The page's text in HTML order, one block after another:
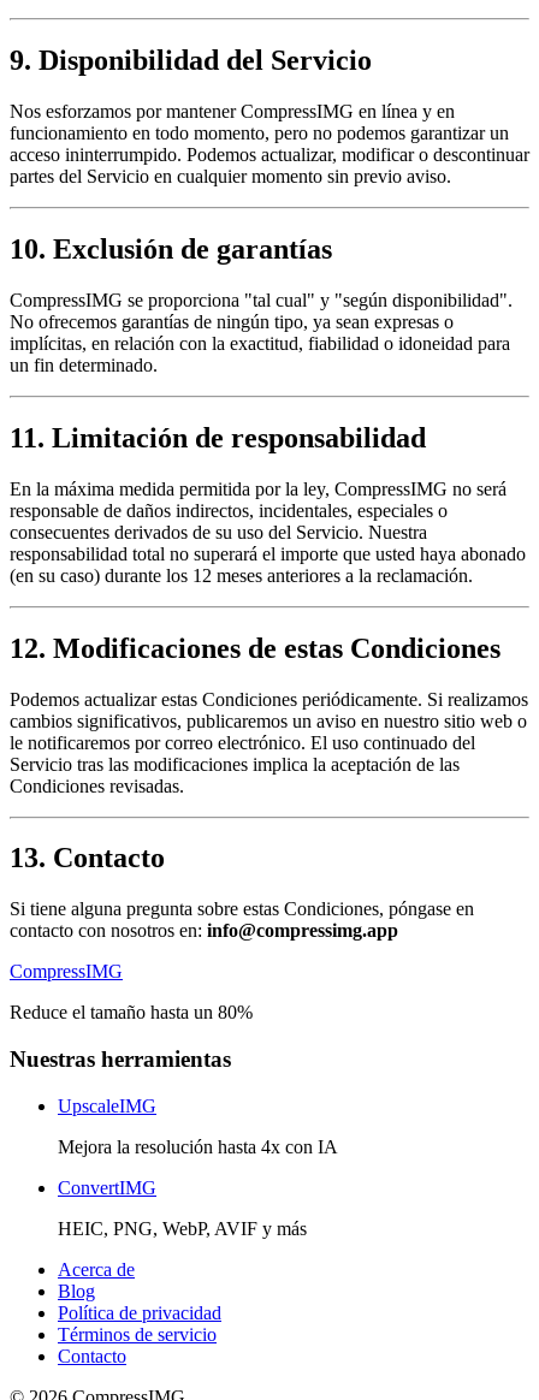
9. Disponibilidad del Servicio
Nos esforzamos por mantener CompressIMG en línea y en
funcionamiento en todo momento, pero no podemos garantizar un
acceso ininterrumpido. Podemos actualizar, modificar o descontinuar
partes del Servicio en cualquier momento sin previo aviso.
10. Exclusión de garantías
CompressIMG se proporciona "tal cual" y "según disponibilidad".
No ofrecemos garantías de ningún tipo, ya sean expresas o
implícitas, en relación con la exactitud, fiabilidad o idoneidad para
un fin determinado.
11. Limitación de responsabilidad
En la máxima medida permitida por la ley, CompressIMG no será
responsable de daños indirectos, incidentales, especiales o
consecuentes derivados de su uso del Servicio. Nuestra
responsabilidad total no superará el importe que usted haya abonado
(en su caso) durante los 12 meses anteriores a la reclamación.
12. Modificaciones de estas Condiciones
Podemos actualizar estas Condiciones periódicamente. Si realizamos
cambios significativos, publicaremos un aviso en nuestro sitio web o
le notificaremos por correo electrónico. El uso continuado del
Servicio tras las modificaciones implica la aceptación de las
Condiciones revisadas.
13. Contacto
Si tiene alguna pregunta sobre estas Condiciones, póngase en
contacto con nosotros en: info@compressimg.app
CompressIMG
Reduce el tamaño hasta un 80%
Nuestras herramientas
UpscaleIMG
Mejora la resolución hasta 4x con IA
ConvertIMG
HEIC, PNG, WebP, AVIF y más
Acerca de
Blog
Política de privacidad
Términos de servicio
Contacto